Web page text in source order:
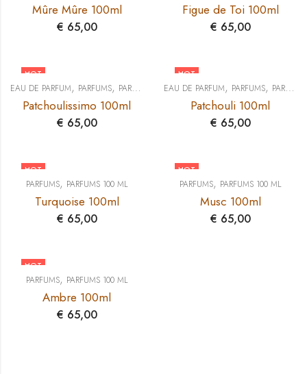
Mûre Mûre 100ml
€ 65,00
Figue de Toi 100ml
€ 65,00
HOT
EAU DE PARFUM, PARFUMS, PARFUMS 100 ML
Patchoulissimo 100ml
€ 65,00
HOT
EAU DE PARFUM, PARFUMS, PARFUMS 100 ML
Patchouli 100ml
€ 65,00
HOT
PARFUMS, PARFUMS 100 ML
Turquoise 100ml
€ 65,00
HOT
PARFUMS, PARFUMS 100 ML
Musc 100ml
€ 65,00
HOT
PARFUMS, PARFUMS 100 ML
Ambre 100ml
€ 65,00